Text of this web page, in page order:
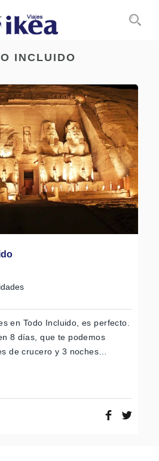
INCLUIDO
en Todo Incluido, es perfecto.
8 días, que te podemos
de crucero y 3 noches…